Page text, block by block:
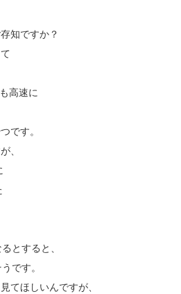
知ですか？
高速に
です。
、
とすると、
です。
てほしいんですが、